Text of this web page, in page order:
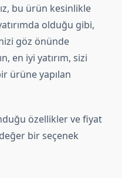
bu ürün kesinlikle
olduğu gibi,
göz önünde
en iyi yatırım, sizi
ürüne yapılan
özellikler ve fiyat
bir seçenek